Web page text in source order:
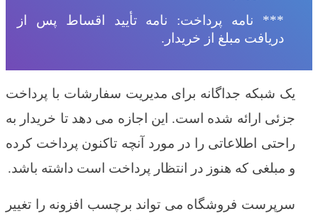
*** نامه پرداخت: نامه تأیید اقساط پس از
دریافت مبلغ از خریدار.
یک شبکه جداگانه برای مدیریت سفارشات با پرداخت
جزئی ارائه شده است. این اجازه می دهد تا خریدار به
راحتی اطلاعاتی را در مورد آنچه تاکنون پرداخت کرده
و مبلغی که هنوز در انتظار پرداخت است داشته باشد.
سرپرست فروشگاه می تواند برچسب افزونه را تغییر